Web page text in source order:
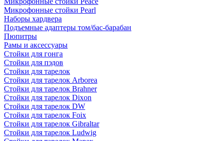
Микрофонные стойки Pearl
Наборы хардвера
Подъемные адаптеры том/бас-барабан
Пюпитры
Рамы и аксессуары
Стойки для гонга
Стойки для пэдов
Стойки для тарелок
Стойки для тарелок Arborea
Стойки для тарелок Brahner
Стойки для тарелок Dixon
Стойки для тарелок DW
Стойки для тарелок Foix
Стойки для тарелок Gibraltar
Стойки для тарелок Ludwig